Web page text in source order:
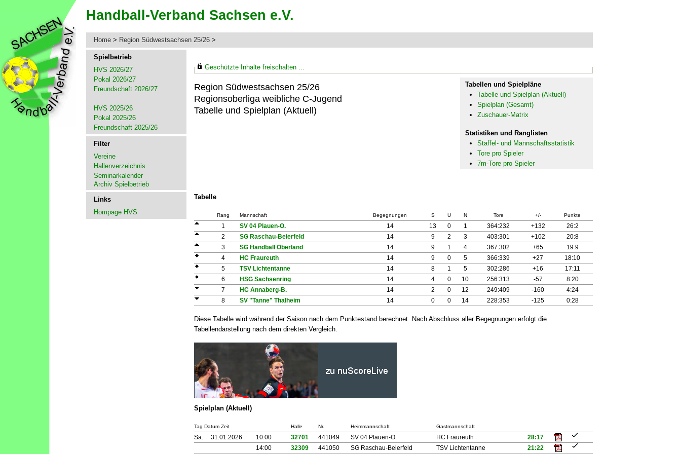
Home > Region Südwestsachsen 25/26 >
Spielbetrieb
HVS 2026/27
Pokal 2026/27
Freundschaft 2026/27
HVS 2025/26
Pokal 2025/26
Freundschaft 2025/26
Filter
Vereine
Hallenverzeichnis
Seminarkalender
Archiv Spielbetrieb
Links
Hompage HVS
Geschützte Inhalte freischalten ...
Region Südwestsachsen 25/26
Regionsoberliga weibliche C-Jugend
Tabelle und Spielplan (Aktuell)
Tabellen und Spielpläne
Tabelle und Spielplan (Aktuell)
Spielplan (Gesamt)
Zuschauer-Matrix
Statistiken und Ranglisten
Staffel- und Mannschaftsstatistik
Tore pro Spieler
7m-Tore pro Spieler
Tabelle
Rang Mannschaft Begegnungen S U N Tore +/- Punkte
1 SV 04 Plauen-O. 14 13 0 1 364:232 +132
26:2
2
SG Raschau-Beierfeld 14 9 2 3 403:301 +102
20:8
3
SG Handball Oberland 14 9 1 4 367:302 +65
19:9
4
HC Fraureuth 14 9 0 5 366:339 +27
18:10
5
TSV Lichtentanne 14 8 1 5 302:286 +16
17:11
6
HSG Sachsenring 14 4 0 10 256:313 -57
8:20
7
HC Annaberg-B. 14 2 0 12 249:409 -160
4:24
8
SV "Tanne" Thalheim 14 0 0 14 228:353 -125 0:28
Diese Tabelle wird während der Saison nach dem Punktestand berechnet. Nach Abschluss aller Begegnungen erfolgt die
Tabellendarstellung nach dem direkten Vergleich.
Spielplan (Aktuell)
Tag Datum Zeit Halle Nr. Heimmannschaft Gastmannschaft
Sa. 31.01.2026 10:00 32701 441049 SV 04 Plauen-O. HC Fraureuth
28:17
14:00
32309 441050 SG Raschau-Beierfeld TSV Lichtentanne 21:22